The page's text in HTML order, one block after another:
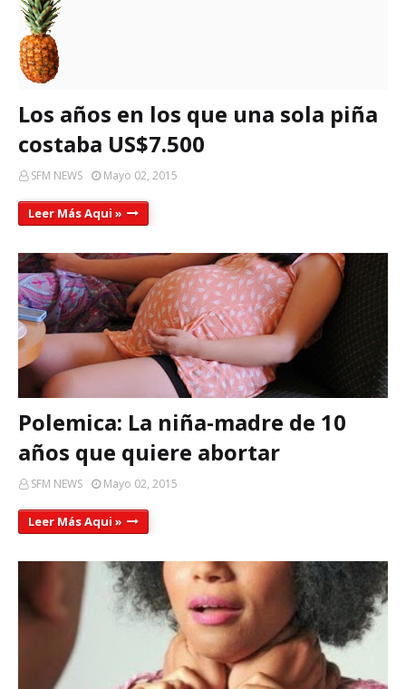
Los años en los que una sola piña
costaba US$7.500
SFM NEWS Mayo 02, 2015
Leer Más Aqui »
Polemica: La niña-madre de 10
años que quiere abortar
SFM NEWS Mayo 02, 2015
Leer Más Aqui »